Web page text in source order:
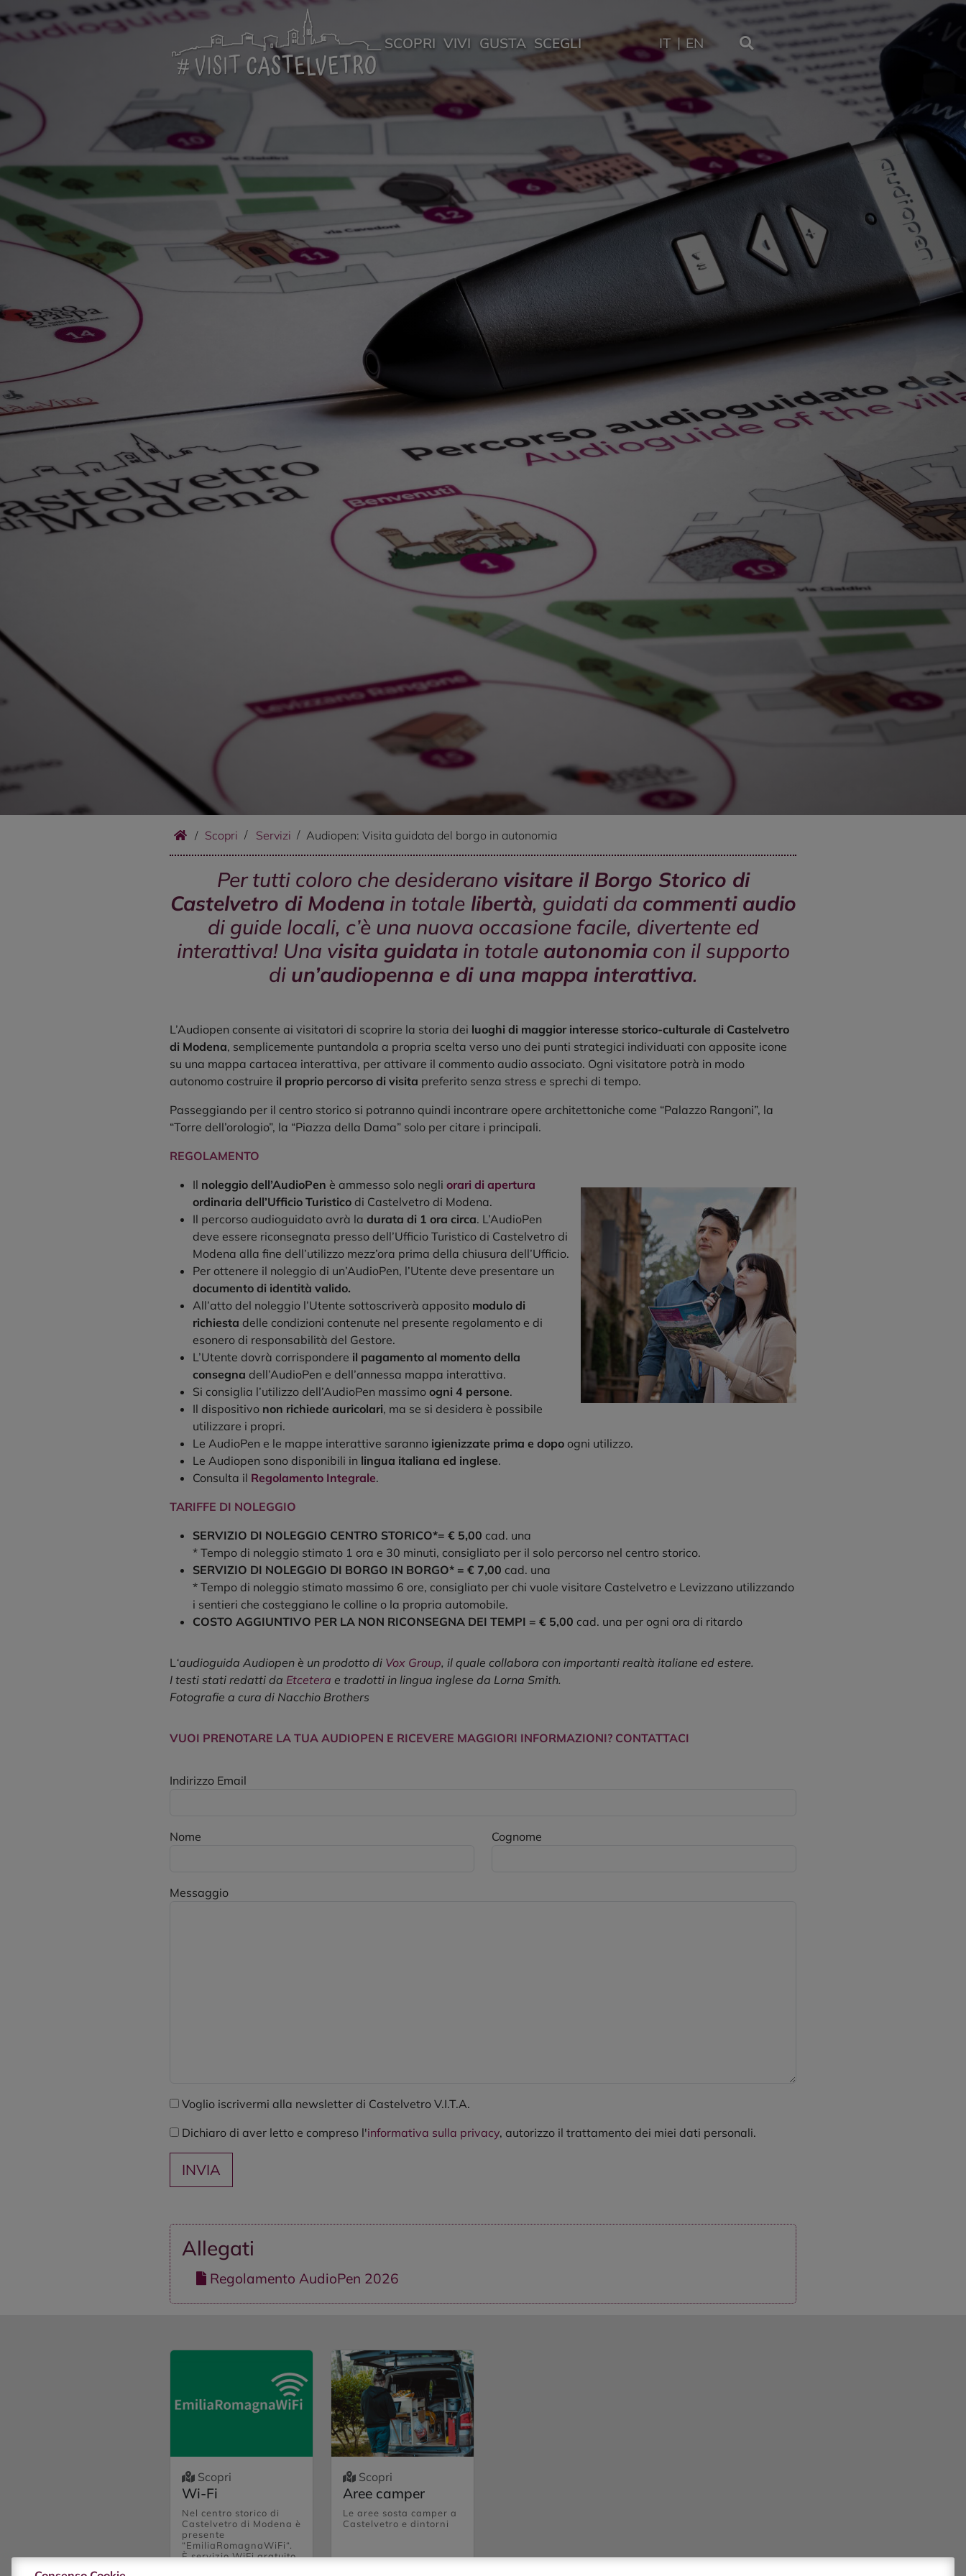
IT EN
SCOPRI VIVI GUSTA SCEGLI
/ Scopri Servizi Audiopen: Visita guidata del borgo in autonomia
Per tutti coloro che desiderano visitare il Borgo Storico di
Castelvetro di Modenain totalelibertà, guidati da commenti audio
di guide locali, c’è una nuova occasione facile, divertente ed
interattiva! Una visita guidatain totale autonomiacon il supporto
di un’audiopenna e di una mappa interattiva.
L’Audiopen consente ai visitatori di scoprire la storia dei luoghi di maggior interesse storico-culturale di Castelvetro
di Modena, semplicemente puntandola a propria scelta verso uno dei punti strategici individuati con apposite icone
su una mappa cartacea interattiva, per attivare il commento audio associato. Ogni visitatore potrà in modo
autonomo costruire il proprio percorso di visita preferito senza stress e sprechi di tempo.
Passeggiando per il centro storico si potranno quindi incontrare opere architettoniche come “Palazzo Rangoni”, la
“Torre dell’orologio”, la “Piazza della Dama” solo per citare i principali.
REGOLAMENTO
Il noleggio dell’AudioPen è ammesso solo negli orari di apertura
ordinaria dell’Ufficio Turistico di Castelvetro di Modena.
Il percorso audioguidato avrà la durata di 1 ora circa. L’AudioPen
deve essere riconsegnata presso dell’Ufficio Turistico di Castelvetro di
Modena alla fine dell’utilizzo mezz’ora prima della chiusura dell’Ufficio.
Per ottenere il noleggio di un’AudioPen, l’Utente deve presentare un
documento di identità valido.
All’atto del noleggio l’Utente sottoscriverà apposito modulo di
richiesta delle condizioni contenute nel presente regolamento e di
esonero di responsabilità del Gestore.
L’Utente dovrà corrispondere il pagamento al momento della
consegna dell’AudioPen e dell’annessa mappa interattiva.
Si consiglia l’utilizzo dell’AudioPen massimo ogni 4 persone.
Il dispositivo non richiede auricolari, ma se si desidera è possibile
utilizzare i propri.
Le AudioPen e le mappe interattive saranno igienizzate prima e dopo ogni utilizzo.
Le Audiopen sono disponibili in lingua italiana ed inglese.
Consulta il Regolamento Integrale.
TARIFFE DI NOLEGGIO
SERVIZIO DI NOLEGGIO CENTRO STORICO*= € 5,00 cad. una
* Tempo di noleggio stimato 1 ora e 30 minuti, consigliato per il solo percorso nel centro storico.
SERVIZIO DI NOLEGGIO DI BORGO IN BORGO* = € 7,00 cad. una
* Tempo di noleggio stimato massimo 6 ore, consigliato per chi vuole visitare Castelvetro e Levizzano utilizzando
i sentieri che costeggiano le colline o la propria automobile.
COSTO AGGIUNTIVO PER LA NON RICONSEGNA DEI TEMPI = € 5,00 cad. una per ogni ora di ritardo
L‘audioguida Audiopen è un prodotto di Vox Group, il quale collabora con importanti realtà italiane ed estere.
I testi stati redatti da Etcetera e tradotti in lingua inglese da Lorna Smith.
Fotografie a cura di Nacchio Brothers
VUOI PRENOTARE LA TUA AUDIOPEN E RICEVERE MAGGIORI INFORMAZIONI? CONTATTACI
Indirizzo Email
Nome Cognome
Messaggio
Voglio iscrivermi alla newsletter di Castelvetro V.I.T.A.
Dichiaro di aver letto e compreso l'informativa sulla privacy, autorizzo il trattamento dei miei dati personali.
Allegati
Regolamento AudioPen 2026
Scopri
Wi-Fi
Nel centro storico di
Castelvetro di Modena è
presente
“EmiliaRomagnaWiFi“.
È servizio WiFi gratuito
Scopri
Aree camper
Le aree sosta camper a
Castelvetro e dintorni